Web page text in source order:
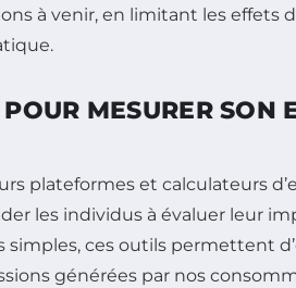
à venir, en limitant les effets
MESURER SON
plateformes et calculateurs
les individus à évaluer leur
simples, ces outils permettent
générées par nos